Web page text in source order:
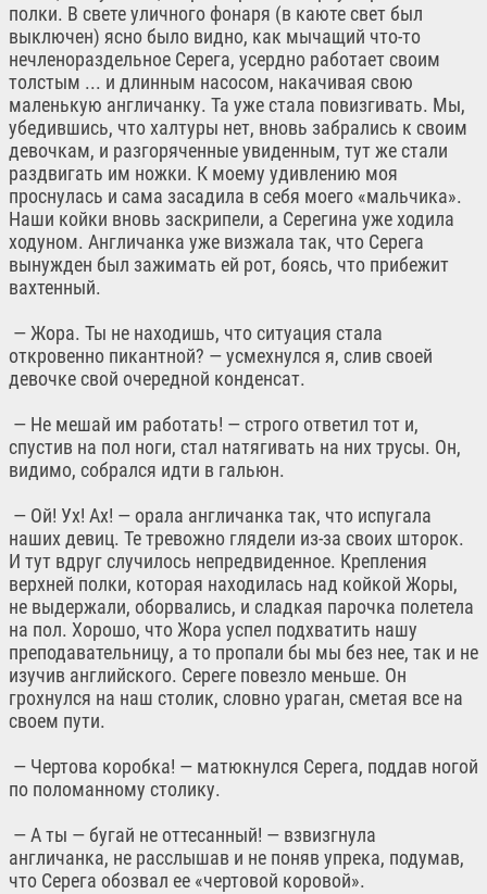
полки. В свете уличного фонаря (в каюте свет был
выключен) ясно было видно, как мычащий что-то
нечленораздельное Серега, усердно работает своим
толстым ... и длинным насосом, накачивая свою
маленькую англичанку. Та уже стала повизгивать. Мы,
убедившись, что халтуры нет, вновь забрались к своим
девочкам, и разгоряченные увиденным, тут же стали
раздвигать им ножки. К моему удивлению моя
проснулась и сама засадила в себя моего «мальчика».
Наши койки вновь заскрипели, а Серегина уже ходила
ходуном. Англичанка уже визжала так, что Серега
вынужден был зажимать ей рот, боясь, что прибежит
вахтенный.
— Жора. Ты не находишь, что ситуация стала
откровенно пикантной? — усмехнулся я, слив своей
девочке свой очередной конденсат.
— Не мешай им работать! — строго ответил тот и,
спустив на пол ноги, стал натягивать на них трусы. Он,
видимо, собрался идти в гальюн.
— Ой! Ух! Ах! — орала англичанка так, что испугала
наших девиц. Те тревожно глядели из-за своих шторок.
И тут вдруг случилось непредвиденное. Крепления
верхней полки, которая находилась над койкой Жоры,
не выдержали, оборвались, и сладкая парочка полетела
на пол. Хорошо, что Жора успел подхватить нашу
преподавательницу, а то пропали бы мы без нее, так и не
изучив английского. Сереге повезло меньше. Он
грохнулся на наш столик, словно ураган, сметая все на
своем пути.
— Чертова коробка! — матюкнулся Серега, поддав ногой
по поломанному столику.
— А ты — бугай не оттесанный! — взвизгнула
англичанка, не расслышав и не поняв упрека, подумав,
что Серега обозвал ее «чертовой коровой».